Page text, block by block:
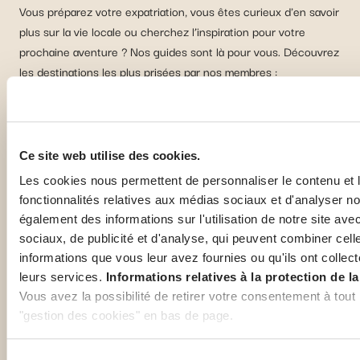
Ce site web utilise des cookies.
Les cookies nous permettent de personnaliser le contenu
fonctionnalités relatives aux médias sociaux et d'analyser
également des informations sur l'utilisation de notre site
sociaux, de publicité et d'analyse, qui peuvent combiner
informations que vous leur avez fournies ou qu'ils ont
leurs services. Informations relatives à la protection de
Vous avez la possibilité de retirer votre consentement à
"gestion des cookies" en bas de page.
Vous préparez votre expatriation, vous êtes curieux d'en savoir
plus sur la vie locale ou cherchez l’inspiration pour votre
prochaine aventure ? Nos guides sont là pour vous. Découvrez
les destinations les plus prisées par nos membres :